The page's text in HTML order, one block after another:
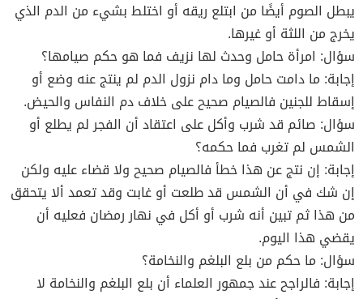
يبطل الصوم أيضًا من ابتلع ريقه أو اختلط بشيء من الدم الذي
يخرج من اللثة أو غيرها.
سؤال: امرأة حامل وحدث لها نزيف فما هو حكم صيامها؟
إجابة: ما دامت حامل وما دام نزول الدم لم ينتج عنه وضع أو
إسقاط للجنين فالصيام صحيح على خلاف دم النفاس والحيض.
سؤال: صائم قد شرب وأكل على اعتقاد أن الفجر لم يطلع أو
الشمس لم تغرب فما حكمه؟
إجابة: إن نتج عن هذا خطأ فالصيام صحيح ولا قضاء عليه ولكن
إن شك في أن الشمس قد طلعت أو غابت وقد تعمد ألا يتحقق
من هذا ثم تبين أنه شرب أو أكل في نهار رمضان فعليه أن
يقضي هذا اليوم.
سؤال: ما حكم من بلع البلغم والنخامة؟
إجابة: فالراجح عند جمهور العلماء أن بلع البلغم والنخامة لا